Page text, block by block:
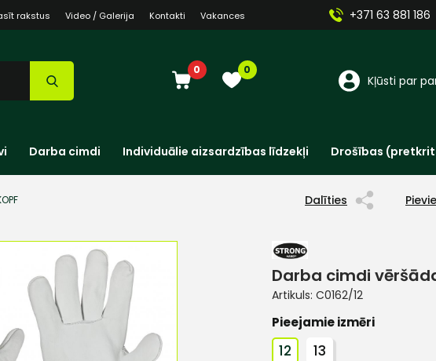
rakstus Video / Galerija Kontakti Vakances +371 63 881 186
0 0
Kļūsti par
Darba cimdi Individuālie aizsardzības līdzekļi Drošības
Dalīties
Darba cimdi
Artikuls: C0162/12
Pieejamie izmēri
12 13